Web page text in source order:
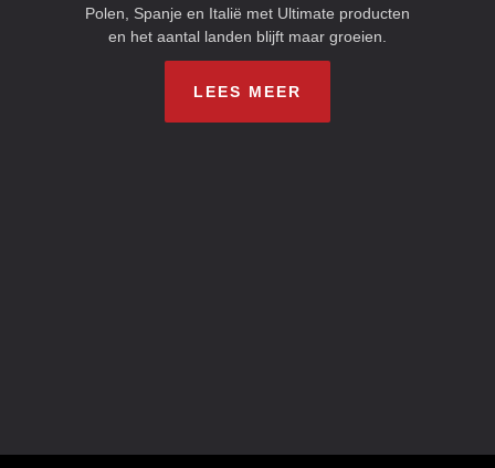
Polen, Spanje en Italië met Ultimate producten
en het aantal landen blijft maar groeien.
LEES MEER